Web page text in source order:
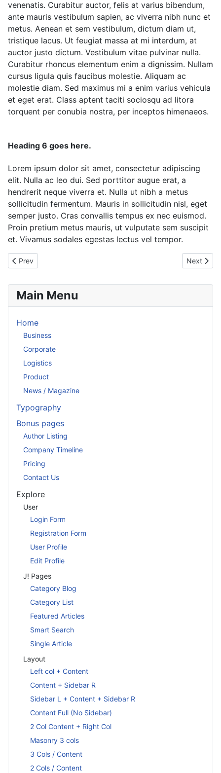
venenatis. Curabitur auctor, felis at varius bibendum,
ante mauris vestibulum sapien, ac viverra nibh nunc et
metus. Aenean et sem vestibulum, dictum diam ut,
tristique lacus. Ut feugiat massa at mi interdum, at
auctor justo dictum. Vestibulum vitae pulvinar nulla.
Curabitur rhoncus elementum enim a dignissim. Nullam
cursus ligula quis faucibus molestie. Aliquam ac
molestie diam. Sed maximus mi a enim varius vehicula
et eget erat. Class aptent taciti sociosqu ad litora
torquent per conubia nostra, per inceptos himenaeos.
Heading 6 goes here.
Lorem ipsum dolor sit amet, consectetur adipiscing
elit. Nulla ac leo dui. Sed porttitor augue erat, a
hendrerit neque viverra et. Nulla ut nibh a metus
sollicitudin fermentum. Mauris in sollicitudin nisl, eget
semper justo. Cras convallis tempus ex nec euismod.
Proin pretium metus mauris, ut vulputate sem suscipit
et. Vivamus sodales egestas lectus vel tempor.
Previous article: Exploring the Intersection of Gaming and Social
Prev Next
Next
Main Menu
Home
Business
Corporate
Logistics
Product
News / Magazine
Typography
Bonus pages
Author Listing
Company Timeline
Pricing
Contact Us
Explore
User
Login Form
Registration Form
User Profile
Edit Profile
J! Pages
Category Blog
Category List
Featured Articles
Smart Search
Single Article
Layout
Left col + Content
Content + Sidebar R
Sidebar L + Content + Sidebar R
Content Full (No Sidebar)
2 Col Content + Right Col
Masonry 3 cols
3 Cols / Content
2 Cols / Content